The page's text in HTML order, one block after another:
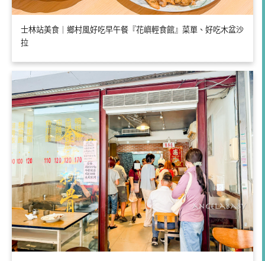
士林站美食｜鄉村風好吃早午餐『花嶼輕食館』菜單、好吃木盆沙
拉